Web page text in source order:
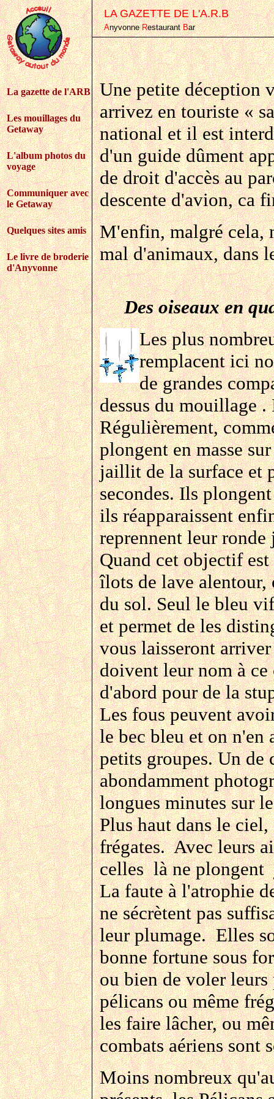
La gazette de l'ARB
Les mouillages du
Getaway
L'album photos du
voyage
Communiquer avec
le Getaway
Quelques sites amis
Le livre de broderie
d'Anyvonne
LA GAZETTE DE L'A.R.B
AnyvonneRestaurantBar
Une petite déception
arrivez en touriste «
national et il est
d'un guide dûment
de droit d'accès au
descente d'avion, ca
M'enfin, malgré cela,
mal d'animaux, dans
Des oiseaux en
Les plus
remplacent ici
de grandes
dessus du mouillage
Régulièrement,
plongent en masse
jaillit de la surface et
secondes. Ils
ils réapparaissent
reprennent leur
Quand cet objectif
îlots de lave alentour,
du sol. Seul le bleu
et permet de les
vous laisseront
doivent leur nom à
d'abord pour de la
Les fous peuvent
le bec bleu et on n'en
petits groupes. Un de
abondamment
longues minutes sur
Plus haut dans le
frégates. Avec leurs
celles là ne plongent
La faute à l'atrophie
ne sécrètent pas
leur plumage. Elles
bonne fortune sous
ou bien de voler leurs
pélicans ou même
les faire lâcher, ou
combats aériens sont
Moins nombreux